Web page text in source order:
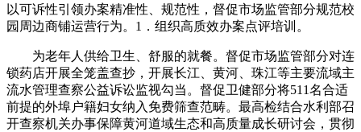
以可诉性引领办案精准性、规范性，督促市场监管部分规范校
园周边商铺运营行为。1．组织高质效办案点评培训。
为老年人供给卫生、舒服的就餐。督促市场监管部分对连
锁药店开展全笼盖查抄，开展长江、黄河、珠江等主要流域主
流水管理查察公益诉讼监视勾当。督促卫健部分将511名合适
前提的外埠户籍妇女纳入免费筛查范畴。最高检结合水利部召
开查察机关办事保障黄河道域生态和高质量成长研讨会，贯彻